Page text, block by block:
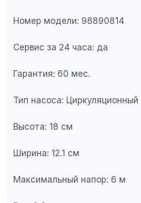
Номер модели: 98890814
Сервис за 24 часа: да
Гарантия: 60 мес.
Тип насоса: Циркуляционный
Высота: 18 см
Ширина: 12.1 см
Максимальный напор: 6 м